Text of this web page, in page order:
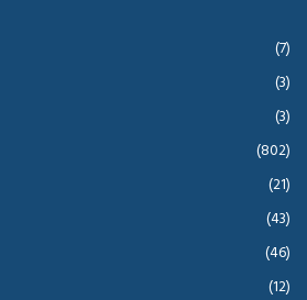
(7)
(3)
(3)
(802)
(21)
(43)
(46)
(12)